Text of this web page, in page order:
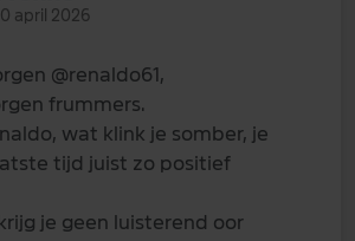
april 2026
@renaldo61 ,
frummers.
wat klink je somber, je
tijd juist zo positief
je geen luisterend oor